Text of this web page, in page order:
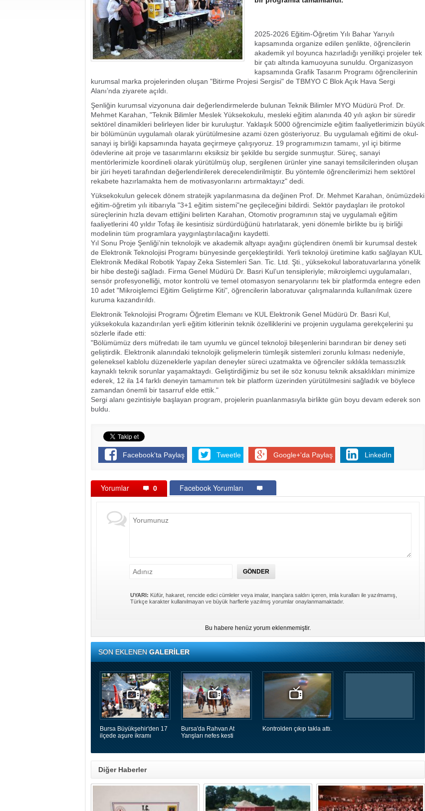
2025-2026 Eğitim-Öğretim Yılı Bahar Yarıyılı
kapsamında organize edilen şenlikte, öğrencilerin
akademik yıl boyunca hazırladığı yenilikçi projeler tek
bir çatı altında kamuoyuna sunuldu. Organizasyon
kapsamında Grafik Tasarım Programı öğrencilerinin
kurumsal marka projelerinden oluşan "Bitirme Projesi Sergisi" de TBMYO C Blok Açık Hava Sergi
Alanı’nda ziyarete açıldı.
Şenliğin kurumsal vizyonuna dair değerlendirmelerde bulunan Teknik Bilimler MYO Müdürü Prof. Dr.
Mehmet Karahan, "Teknik Bilimler Meslek Yüksekokulu, mesleki eğitim alanında 40 yılı aşkın bir süredir
sektörel dinamikleri belirleyen lider bir kuruluştur. Yaklaşık 5000 öğrencimizle eğitim faaliyetlerimizin büyük
bir bölümünün uygulamalı olarak yürütülmesine azami özen gösteriyoruz. Bu uygulamalı eğitimi de okul-
sanayi iş birliği kapsamında hayata geçirmeye çalışıyoruz. 19 programımızın tamamı, yıl içi bitirme
ödevlerine ait proje ve tasarımlarını eksiksiz bir şekilde bu sergide sunmuştur. Süreç, sanayi
mentörlerimizle koordineli olarak yürütülmüş olup, sergilenen ürünler yine sanayi temsilcilerinden oluşan
bir jüri heyeti tarafından değerlendirilerek derecelendirilmiştir. Bu yöntemle öğrencilerimizi hem sektörel
rekabete hazırlamakta hem de motivasyonlarını artırmaktayız" dedi.
Yüksekokulun gelecek dönem stratejik yapılanmasına da değinen Prof. Dr. Mehmet Karahan, önümüzdeki
eğitim-öğretim yılı itibarıyla "3+1 eğitim sistemi"ne geçileceğini bildirdi. Sektör paydaşları ile protokol
süreçlerinin hızla devam ettiğini belirten Karahan, Otomotiv programının staj ve uygulamalı eğitim
faaliyetlerini 40 yıldır Tofaş ile kesintisiz sürdürdüğünü hatırlatarak, yeni dönemle birlikte bu iş birliği
modelinin tüm programlara yaygınlaştırılacağını kaydetti.
Yıl Sonu Proje Şenliği’nin teknolojik ve akademik altyapı ayağını güçlendiren önemli bir kurumsal destek
de Elektronik Teknolojisi Programı bünyesinde gerçekleştirildi. Yerli teknoloji üretimine katkı sağlayan KUL
Elektronik Medikal Robotik Yapay Zeka Sistemleri San. Tic. Ltd. Şti., yüksekokul laboratuvarlarına yönelik
bir hibe desteği sağladı. Firma Genel Müdürü Dr. Basri Kul’un tensipleriyle; mikroişlemci uygulamaları,
sensör profesyonelliği, motor kontrolü ve temel otomasyon senaryolarını tek bir platformda entegre eden
10 adet "Mikroişlemci Eğitim Geliştirme Kiti", öğrencilerin laboratuvar çalışmalarında kullanılmak üzere
kuruma kazandırıldı.
Elektronik Teknolojisi Programı Öğretim Elemanı ve KUL Elektronik Genel Müdürü Dr. Basri Kul,
yüksekokula kazandırılan yerli eğitim kitlerinin teknik özelliklerini ve projenin uygulama gerekçelerini şu
sözlerle ifade etti:
"Bölümümüz ders müfredatı ile tam uyumlu ve güncel teknoloji bileşenlerini barındıran bir deney seti
geliştirdik. Elektronik alanındaki teknolojik gelişmelerin tümleşik sistemleri zorunlu kılması nedeniyle,
geleneksel kablolu düzeneklerle yapılan deneyler süreci uzatmakta ve öğrenciler sıklıkla temassızlık
kaynaklı teknik sorunlar yaşamaktaydı. Geliştirdiğimiz bu set ile söz konusu teknik aksaklıkları minimize
ederek, 12 ila 14 farklı deneyin tamamının tek bir platform üzerinden yürütülmesini sağladık ve böylece
zamandan önemli bir tasarruf elde ettik."
Sergi alanı gezintisiyle başlayan program, projelerin puanlanmasıyla birlikte gün boyu devam ederek son
buldu.
Facebook'ta Paylaş Tweetle Google+'da Paylaş LinkedIn
Yorumlar 0 Facebook Yorumları
UYARI: Küfür, hakaret, rencide edici cümleler veya imalar, inançlara saldırı içeren, imla kuralları ile yazılmamış,
Türkçe karakter kullanılmayan ve büyük harflerle yazılmış yorumlar onaylanmamaktadır.
Bu habere henüz yorum eklenmemiştir.
SON EKLENENGALERİLER
Bursa Büyükşehir'den 17
ilçede aşure ikramı
Bursa'da Rahvan At
Yarışları nefes kesti
Kontrolden çıkıp takla attı.
Diğer Haberler